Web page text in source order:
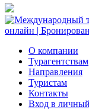
О компании
Турагентствам
Направления
Туристам
Контакты
Вход в